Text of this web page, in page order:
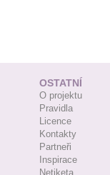
OSTATNÍ
O projektu
Pravidla
Licence
Kontakty
Partneři
Inspirace
Netiketa